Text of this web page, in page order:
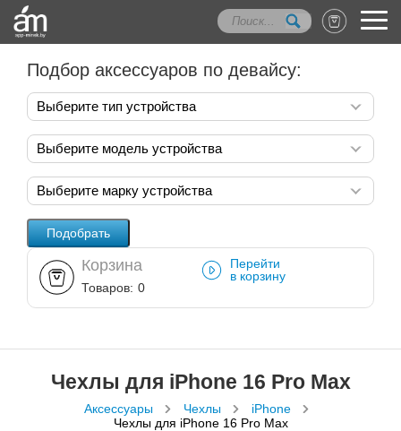
Подбор аксессуаров по девайсу:
Выберите тип устройства
Выберите модель устройства
Выберите марку устройства
Корзина
Товаров: 0
Перейти
в корзину
Чехлы для iPhone 16 Pro Max
Аксессуары Чехлы
iPhone
Чехлы для iPhone 16 Pro Max